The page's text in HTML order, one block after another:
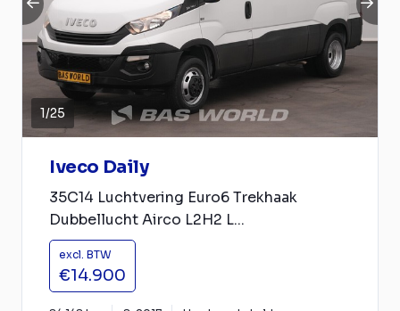
1/25
Iveco Daily
35C14 Luchtvering Euro6 Trekhaak
Dubbellucht Airco L2H2 L...
excl. BTW
€14.900